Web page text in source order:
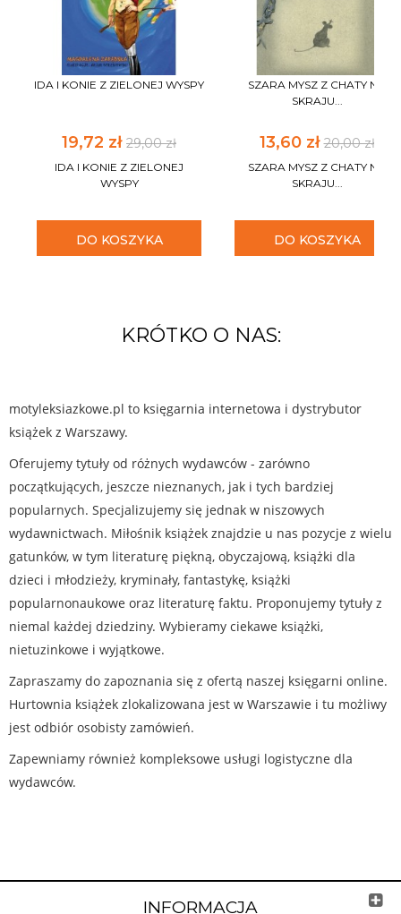
IDA I KONIE Z ZIELONEJ WYSPY
19,72 zł 29,00 zł
IDA I KONIE Z ZIELONEJ
WYSPY
DO KOSZYKA
SZARA MYSZ Z CHATY NA
SKRAJU...
13,60 zł20,00 zł
SZARA MYSZ Z CHATY NA
SKRAJU...
DO KOSZYKA
KRÓTKO O NAS:
motyleksiazkowe.pl to księgarnia internetowa i dystrybutor
książek z Warszawy.
Oferujemy tytuły od różnych wydawców - zarówno
początkujących, jeszcze nieznanych, jak i tych bardziej
popularnych. Specjalizujemy się jednak w niszowych
wydawnictwach. Miłośnik książek znajdzie u nas pozycje z wielu
gatunków, w tym literaturę piękną, obyczajową, książki dla
dzieci i młodzieży, kryminały, fantastykę, książki
popularnonaukowe oraz literaturę faktu. Proponujemy tytuły z
niemal każdej dziedziny. Wybieramy ciekawe książki,
nietuzinkowe i wyjątkowe.
Zapraszamy do zapoznania się z ofertą naszej księgarni online.
Hurtownia książek zlokalizowana jest w Warszawie i tu możliwy
jest odbiór osobisty zamówień.
Zapewniamy również kompleksowe usługi logistyczne dla
wydawców.
INFORMACJA